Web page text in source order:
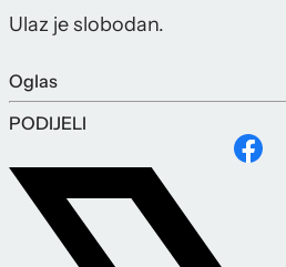
Ulaz je slobodan.
Oglas
PODIJELI